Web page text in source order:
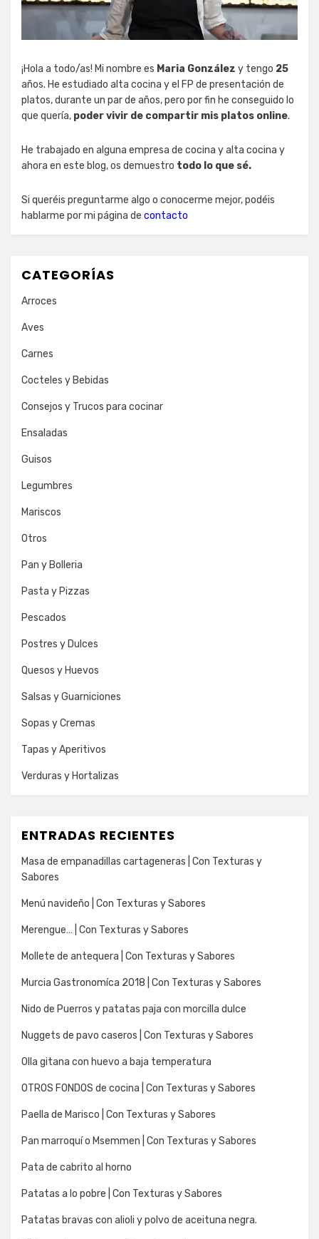
¡Hola a todo/as! Mi nombre es Maria González y tengo 25
años. He estudiado alta cocina y el FP de presentación de
platos, durante un par de años, pero por fin he conseguido lo
que quería, poder vivir de compartir mis platos online.
He trabajado en alguna empresa de cocina y alta cocina y
ahora en este blog, os demuestro todo lo que sé.
Si queréis preguntarme algo o conocerme mejor, podéis
hablarme por mi página de contacto
CATEGORÍAS
Arroces
Aves
Carnes
Cocteles y Bebidas
Consejos y Trucos para cocinar
Ensaladas
Guisos
Legumbres
Mariscos
Otros
Pan y Bolleria
Pasta y Pizzas
Pescados
Postres y Dulces
Quesos y Huevos
Salsas y Guarniciones
Sopas y Cremas
Tapas y Aperitivos
Verduras y Hortalizas
ENTRADAS RECIENTES
Masa de empanadillas cartageneras | Con Texturas y
Sabores
Menú navideño | Con Texturas y Sabores
Merengue… | Con Texturas y Sabores
Mollete de antequera | Con Texturas y Sabores
Murcia Gastronomíca 2018 | Con Texturas y Sabores
Nido de Puerros y patatas paja con morcilla dulce
Nuggets de pavo caseros | Con Texturas y Sabores
Olla gitana con huevo a baja temperatura
OTROS FONDOS de cocina | Con Texturas y Sabores
Paella de Marisco | Con Texturas y Sabores
Pan marroquí o Msemmen | Con Texturas y Sabores
Pata de cabrito al horno
Patatas a lo pobre | Con Texturas y Sabores
Patatas bravas con alioli y polvo de aceituna negra.